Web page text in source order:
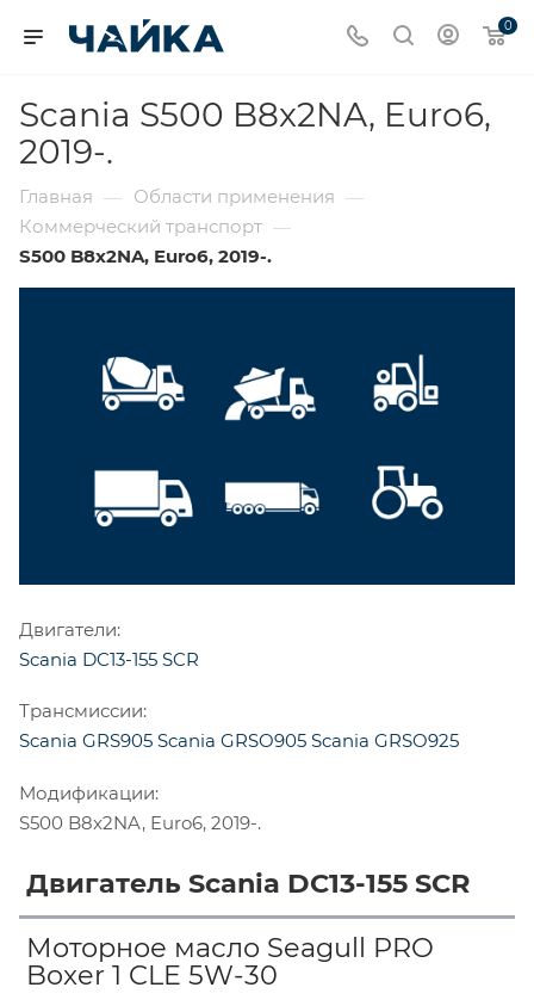
0
Scania S500 B8x2NA, Euro6,
2019-.
Главная — Области применения —
Коммерческий транспорт —
S500 B8x2NA, Euro6, 2019-.
Двигатели:
Scania DC13-155 SCR
Трансмиссии:
Scania GRS905 Scania GRSO905 Scania GRSO925
Модификации:
S500 B8x2NA, Euro6, 2019-.
Двигатель Scania DC13-155 SCR
Моторное масло Seagull PRO
Boxer 1 CLE 5W-30